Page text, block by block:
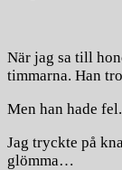
När jag sa till
timmarna. Han
Men han hade fel.
Jag tryckte på
glömma…